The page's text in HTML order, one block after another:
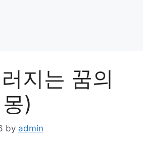
지는 꿈의
)
by admin